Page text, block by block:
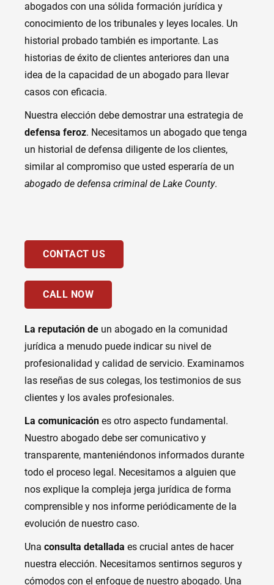
abogados con una sólida formación jurídica y
conocimiento de los tribunales y leyes locales. Un
historial probado también es importante. Las
historias de éxito de clientes anteriores dan una
idea de la capacidad de un abogado para llevar
casos con eficacia.
Nuestra elección debe demostrar una estrategia de
defensa feroz. Necesitamos un abogado que tenga
un historial de defensa diligente de los clientes,
similar al compromiso que usted esperaría de un
abogado de defensa criminal de Lake County.
CONTACT US
CALL NOW
La reputación de un abogado en la comunidad
jurídica a menudo puede indicar su nivel de
profesionalidad y calidad de servicio. Examinamos
las reseñas de sus colegas, los testimonios de sus
clientes y los avales profesionales.
La comunicación es otro aspecto fundamental.
Nuestro abogado debe ser comunicativo y
transparente, manteniéndonos informados durante
todo el proceso legal. Necesitamos a alguien que
nos explique la compleja jerga jurídica de forma
comprensible y nos informe periódicamente de la
evolución de nuestro caso.
Una consulta detallada es crucial antes de hacer
nuestra elección. Necesitamos sentirnos seguros y
cómodos con el enfoque de nuestro abogado. Una